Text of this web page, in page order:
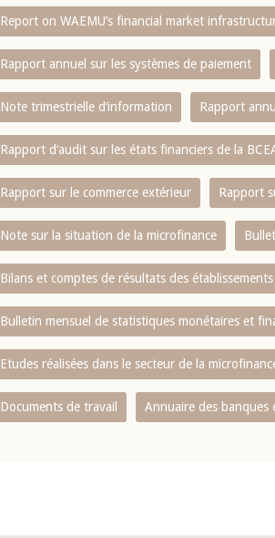
Report on WAEMU’s financial market
Rapport annuel sur les systèmes de paiement
Note trimestrielle d‘information Rapport
Rapport d‘audit sur les états financiers de la
Rapport sur le commerce extérieur Rapport
Note sur la situation de la microfinance
Bilans et comptes de résultats des établissements
Bulletin mensuel de statistiques monétaires et
Etudes réalisées dans le secteur de la
Documents de travail Annuaire des banques